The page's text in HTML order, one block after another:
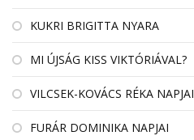
KUKRI BRIGITTA NYARA
MI ÚJSÁG KISS VIKTÓRIÁVAL?
VILCSEK-KOVÁCS RÉKA NAPJAI
FURÁR DOMINIKA NAPJAI